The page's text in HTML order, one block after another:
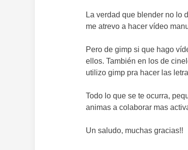
La verdad que blender no lo
me atrevo a hacer vídeo
Pero de gimp si que hago
ellos. También en los de
utilizo gimp pra hacer las
Todo lo que se te ocurra,
animas a colaborar mas
Un saludo, muchas gracias!!